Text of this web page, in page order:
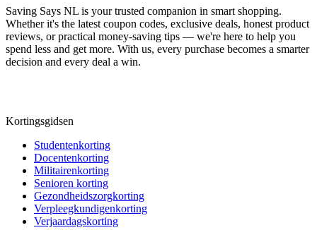
Saving Says NL is your trusted companion in smart shopping.
Whether it's the latest coupon codes, exclusive deals, honest product
reviews, or practical money-saving tips — we're here to help you
spend less and get more. With us, every purchase becomes a smarter
decision and every deal a win.
Kortingsgidsen
Studentenkorting
Docentenkorting
Militairenkorting
Senioren korting
Gezondheidszorgkorting
Verpleegkundigenkorting
Verjaardagskorting